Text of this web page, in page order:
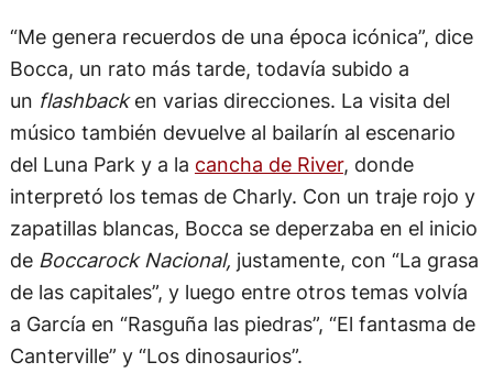
“Me genera recuerdos de una época icónica”, dice
Bocca, un rato más tarde, todavía subido a
un flashbacken varias direcciones. La visita del
músico también devuelve al bailarín al escenario
del Luna Park y a la cancha de River, donde
interpretó los temas de Charly. Con un traje rojo y
zapatillas blancas, Bocca se deperzaba en el inicio
deBoccarock Nacional, justamente, con “La grasa
de las capitales”, y luego entre otros temas volvía
a García en “Rasguña las piedras”, “El fantasma de
Canterville” y “Los dinosaurios”.